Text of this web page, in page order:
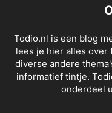
Todio.nl is een blog
lees je hier alles over
diverse andere
informatief tintje.
onderdeel